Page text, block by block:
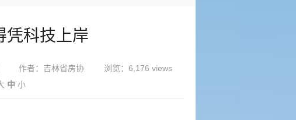
凭科技上岸
作者：吉林省房协
浏览：6,176 views
中 小